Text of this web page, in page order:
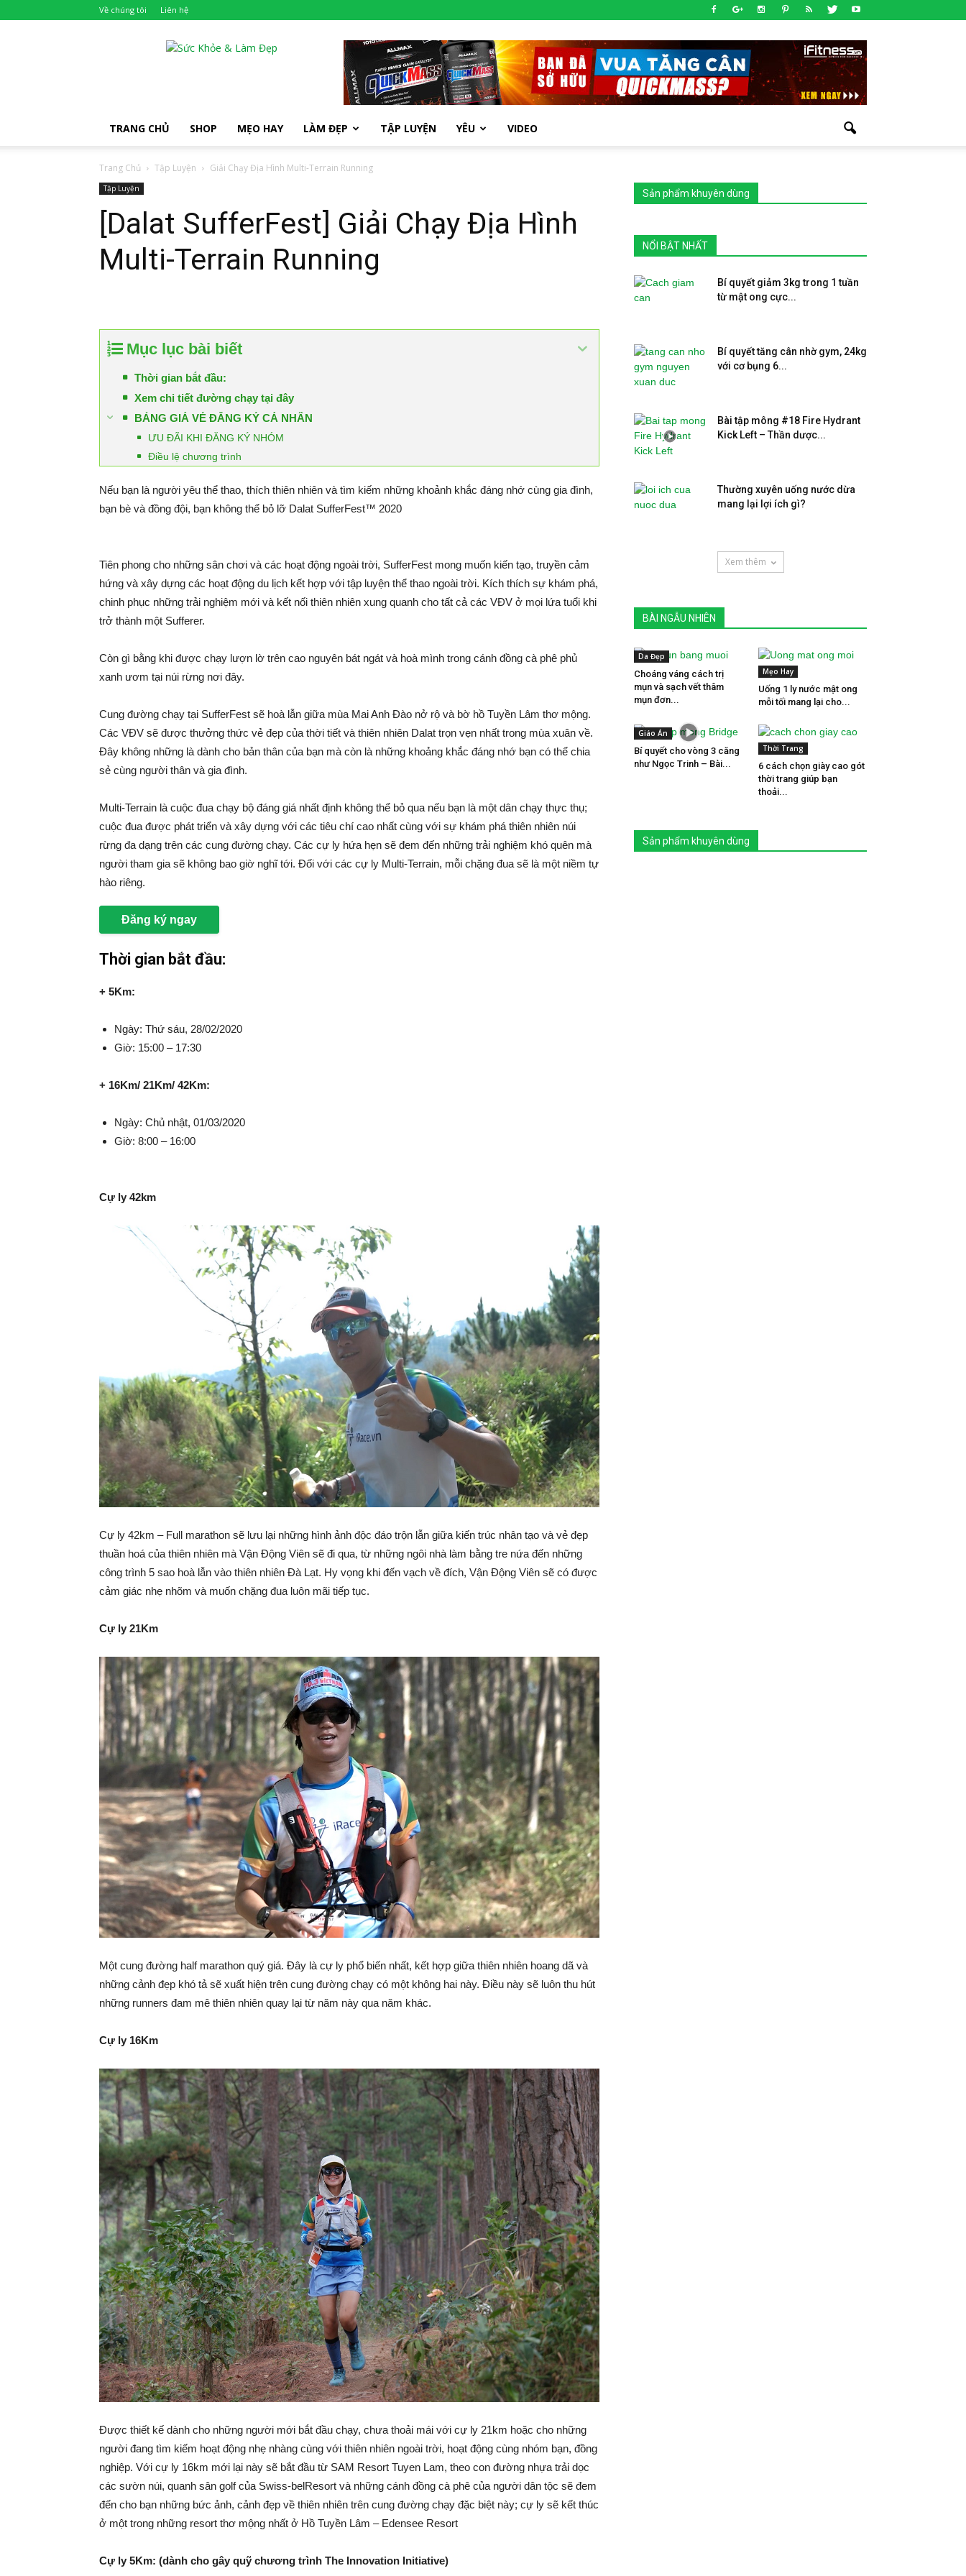
Về chúng tôi Liên hệ
TRANG CHỦ SHOP MẸO HAY LÀM ĐẸP TẬP LUYỆN YÊU VIDEO
Trang Chủ Tập Luyện Giải Chạy Địa Hình Multi-Terrain Running
Tập Luyện
[Dalat SufferFest] Giải Chạy Địa Hình
Multi-Terrain Running
Mục lục bài biết
Thời gian bắt đầu:
Xem chi tiết đường chạy tại đây
BẢNG GIÁ VÉ ĐĂNG KÝ CÁ NHÂN
ƯU ĐÃI KHI ĐĂNG KÝ NHÓM
Điều lệ chương trình
Nếu bạn là người yêu thể thao, thích thiên nhiên và tìm kiếm những khoảnh khắc đáng nhớ cùng gia đình,
bạn bè và đồng đội, bạn không thể bỏ lỡ Dalat SufferFest™ 2020
Tiên phong cho những sân chơi và các hoạt động ngoài trời, SufferFest mong muốn kiến tạo, truyền cảm
hứng và xây dựng các hoạt động du lịch kết hợp với tập luyện thể thao ngoài trời. Kích thích sự khám phá,
chinh phục những trải nghiệm mới và kết nối thiên nhiên xung quanh cho tất cả các VĐV ở mọi lứa tuổi khi
trở thành một Sufferer.
Còn gì bằng khi được chạy lượn lờ trên cao nguyên bát ngát và hoà mình trong cánh đồng cà phê phủ
xanh ươm tại núi rừng nơi đây.
Cung đường chạy tại SufferFest sẽ hoà lẫn giữa mùa Mai Anh Đào nở rộ và bờ hồ Tuyền Lâm thơ mộng.
Các VĐV sẽ được thưởng thức vẻ đẹp của thời tiết và thiên nhiên Dalat trọn vẹn nhất trong mùa xuân về.
Đây không những là dành cho bản thân của bạn mà còn là những khoảng khắc đáng nhớ bạn có thể chia
sẻ cùng người thân và gia đình.
Multi-Terrain là cuộc đua chạy bộ đáng giá nhất định không thể bỏ qua nếu bạn là một dân chạy thực thụ;
cuộc đua được phát triển và xây dựng với các tiêu chí cao nhất cùng với sự khám phá thiên nhiên núi
rừng đa dạng trên các cung đường chạy. Các cự ly hứa hẹn sẽ đem đến những trải nghiệm khó quên mà
người tham gia sẽ không bao giờ nghĩ tới. Đối với các cự ly Multi-Terrain, mỗi chặng đua sẽ là một niềm tự
hào riêng.
Đăng ký ngay
Thời gian bắt đầu:
+ 5Km:
Ngày: Thứ sáu, 28/02/2020
Giờ: 15:00 – 17:30
+ 16Km/ 21Km/ 42Km:
Ngày: Chủ nhật, 01/03/2020
Giờ: 8:00 – 16:00
Cự ly 42km
Cự ly 42km – Full marathon sẽ lưu lại những hình ảnh độc đáo trộn lẫn giữa kiến trúc nhân tạo và vẻ đẹp
thuần hoá của thiên nhiên mà Vận Động Viên sẽ đi qua, từ những ngôi nhà làm bằng tre nứa đến những
công trình 5 sao hoà lẫn vào thiên nhiên Đà Lạt. Hy vọng khi đến vạch về đích, Vận Động Viên sẽ có được
cảm giác nhẹ nhõm và muốn chặng đua luôn mãi tiếp tục.
Cự ly 21Km
Một cung đường half marathon quý giá. Đây là cự ly phổ biến nhất, kết hợp giữa thiên nhiên hoang dã và
những cảnh đẹp khó tả sẽ xuất hiện trên cung đường chạy có một không hai này. Điều này sẽ luôn thu hút
những runners đam mê thiên nhiên quay lại từ năm này qua năm khác.
Cự ly 16Km
Được thiết kế dành cho những người mới bắt đầu chạy, chưa thoải mái với cự ly 21km hoặc cho những
người đang tìm kiếm hoạt động nhẹ nhàng cùng với thiên nhiên ngoài trời, hoạt động cùng nhóm bạn, đồng
nghiệp. Với cự ly 16km mới lại này sẽ bắt đầu từ SAM Resort Tuyen Lam, theo con đường nhựa trải dọc
các sườn núi, quanh sân golf của Swiss-belResort và những cánh đồng cà phê của người dân tộc sẽ đem
đến cho bạn những bức ảnh, cảnh đẹp về thiên nhiên trên cung đường chạy đặc biệt này; cự ly sẽ kết thúc
ở một trong những resort thơ mộng nhất ở Hồ Tuyền Lâm – Edensee Resort
Cự ly 5Km: (dành cho gây quỹ chương trình The Innovation Initiative)
Sản phẩm khuyên dùng
NỔI BẬT NHẤT
Bí quyết giảm 3kg trong 1 tuần
từ mật ong cực...
Bí quyết tăng cân nhờ gym, 24kg
với cơ bụng 6...
Bài tập mông #18 Fire Hydrant
Kick Left – Thần dược...
Thường xuyên uống nước dừa
mang lại lợi ích gì?
Xem thêm
BÀI NGẪU NHIÊN
Da Đẹp
Choáng váng cách trị
mụn và sạch vết thâm
mụn đơn...
Mẹo Hay
Uống 1 ly nước mật ong
mỗi tối mang lại cho...
Giáo Án
Bí quyết cho vòng 3 căng
như Ngọc Trinh – Bài...
Thời Trang
6 cách chọn giày cao gót
thời trang giúp bạn
thoải...
Sản phẩm khuyên dùng